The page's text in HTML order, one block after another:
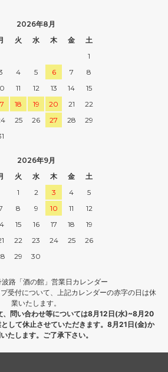
2026年8月
火 水 木 金
土
1
4 5 6 7
8
11 12 13 14
15
18 19 20 21
22
25 26 27 28
29
2026年9月
火 水 木 金
土
1
2 3 4
5
8 9 10 11
12
15 16 17 18
19
22 23 24 25
26
29 30
路「酒の館」営業日カレンダー
受付について、上記カレンダーの赤字の日は休
業いたします。
、問い合わせ等については8月12日(水)~8月20
して休止させていただきます。8月21日(金)か
たします。ご了承下さい。